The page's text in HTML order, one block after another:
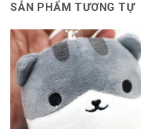
SẢN PHẨM TƯƠNG TỰ